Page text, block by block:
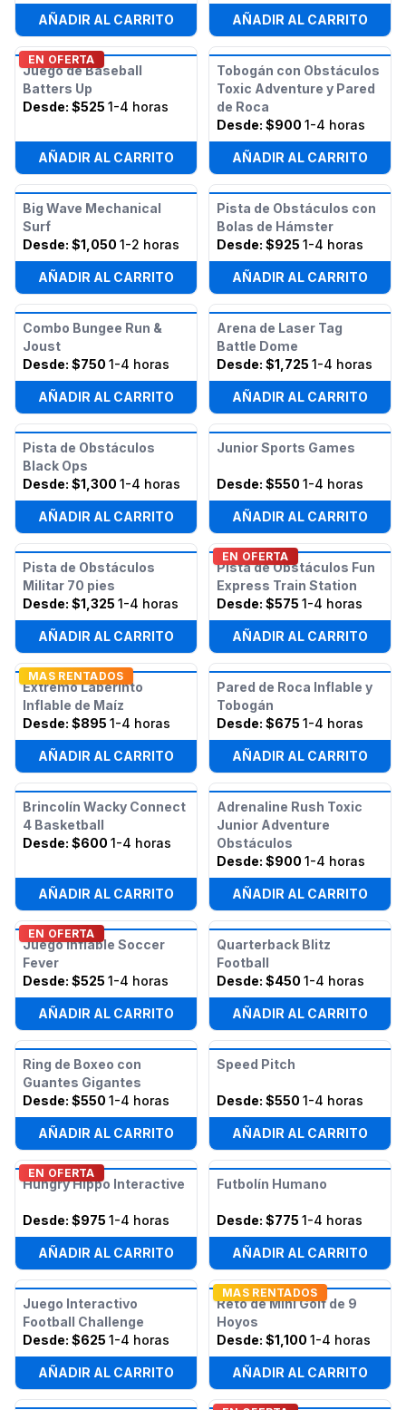
AÑADIR AL CARRITO AÑADIR AL CARRITO
EN OFERTA
Juego de Baseball
Batters Up
Desde: $525 1-4 horas
AÑADIR AL CARRITO
Tobogán con Obstáculos
Toxic Adventure y Pared
de Roca
Desde: $900 1-4 horas
AÑADIR AL CARRITO
Big Wave Mechanical
Surf
Desde: $1,050 1-2 horas
AÑADIR AL CARRITO
Pista de Obstáculos con
Bolas de Hámster
Desde: $925 1-4 horas
AÑADIR AL CARRITO
Combo Bungee Run &
Joust
Desde: $750 1-4 horas
AÑADIR AL CARRITO
Arena de Laser Tag
Battle Dome
Desde: $1,725 1-4 horas
AÑADIR AL CARRITO
Pista de Obstáculos
Black Ops
Desde: $1,300 1-4 horas
AÑADIR AL CARRITO
Junior Sports Games
Desde: $550 1-4 horas
AÑADIR AL CARRITO
Pista de Obstáculos
Militar 70 pies
Desde: $1,325 1-4 horas
AÑADIR AL CARRITO
EN OFERTA
Pista de Obstáculos Fun
Express Train Station
Desde: $575 1-4 horas
AÑADIR AL CARRITO
MAS RENTADOS
Extremo Laberinto
Inflable de Maíz
Desde: $895 1-4 horas
AÑADIR AL CARRITO
Pared de Roca Inflable y
Tobogán
Desde: $675 1-4 horas
AÑADIR AL CARRITO
Brincolín Wacky Connect
4 Basketball
Desde: $600 1-4 horas
AÑADIR AL CARRITO
Adrenaline Rush Toxic
Junior Adventure
Obstáculos
Desde: $900 1-4 horas
AÑADIR AL CARRITO
EN OFERTA
Juego Inflable Soccer
Fever
Desde: $525 1-4 horas
AÑADIR AL CARRITO
Quarterback Blitz
Football
Desde: $450 1-4 horas
AÑADIR AL CARRITO
Ring de Boxeo con
Guantes Gigantes
Desde: $550 1-4 horas
AÑADIR AL CARRITO
Speed Pitch
Desde: $550 1-4 horas
AÑADIR AL CARRITO
EN OFERTA
Hungry Hippo Interactive
Desde: $975 1-4 horas
AÑADIR AL CARRITO
Futbolín Humano
Desde: $775 1-4 horas
AÑADIR AL CARRITO
Juego Interactivo
Football Challenge
Desde: $625 1-4 horas
AÑADIR AL CARRITO
MAS RENTADOS
Reto de Mini Golf de 9
Hoyos
Desde: $1,100 1-4 horas
AÑADIR AL CARRITO